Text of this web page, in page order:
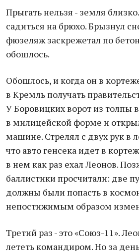
Прыгать нельзя - земля
садиться на брюхо. Брызнул
фюзеляж заскрежетал по
обошлось.
Обошлось, и когда он в
в Кремль получать
У Боровицких ворот из толпы
в милицейской форме и
машине. Стрелял с двух рук в
что авто генсека идет в
в нем как раз ехал Леонов.
баллистики просчитали: две
должны были попасть в
непостижимым образом
Третий раз - это «Союз-11».
лететь командиром. Но за